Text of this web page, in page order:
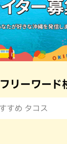
フリーワード